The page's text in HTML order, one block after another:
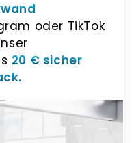
oder TikTok
20 € sicher